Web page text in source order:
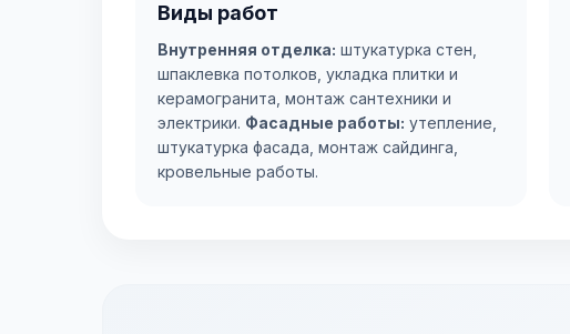
Виды работ
Внутренняя отделка: штукатурка стен,
шпаклевка потолков, укладка плитки и
керамогранита, монтаж сантехники и
электрики. Фасадные работы: утепление,
штукатурка фасада, монтаж сайдинга,
кровельные работы.